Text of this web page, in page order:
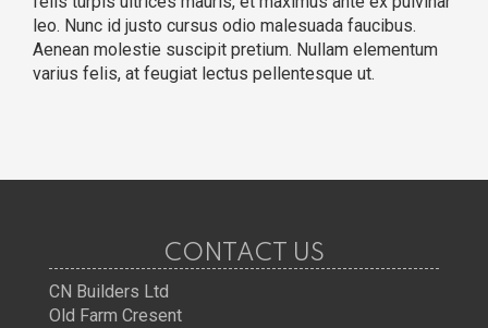
leo. Nunc id justo cursus odio malesuada faucibus.
Aenean molestie suscipit pretium. Nullam elementum
varius felis, at feugiat lectus pellentesque ut.
CONTACT US
CN Builders Ltd
Old Farm Cresent